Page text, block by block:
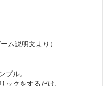
ム説明文より）
プル。
ックをするだけ。